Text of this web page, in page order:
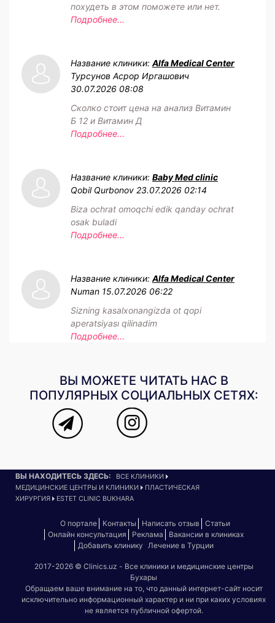
похудеть в этом поможете или нет.
Подробнее...
Название клиники: Alfa Medical Center
Турсунов Асрор Иргашович
30.07.2026 08:08
Сколко стоит цена на анализ Витамин
Б 12 и Витамин Д
Подробнее...
Название клиники: Baby Med clinic
Qobil Qurbonov 23.07.2026 02:14
Biza ochrat omoqchi edik qanday ochrat
osak buladi
Подробнее...
Название клиники: Alfa Medical Center
Numan 15.07.2026 06:22
Sizning kasalxonangizda ot qopi
aperatsiyası qilinadim
Подробнее...
ВЫ МОЖЕТЕ ЧИТАТЬ НАС В
ПОПУЛЯРНЫХ СОЦИАЛЬНЫХ СЕТЯХ:
ВЫ НАХОДИТЕСЬ ЗДЕСЬ:
ВСЕ КЛИНИКИ
МЕДИЦИНСКИЕ ЦЕНТРЫ И КЛИНИКИ
ПЛАСТИЧЕСКАЯ
ХИРУРГИЯ
ESTET CLINIC BUKHARA
О портале Контакты Написать отзыв
Статьи
Онлайн консультация
Реклама
Вакансии в клиниках
Добавить клинику
Лечение в Турции
2017-2026 © Clinics.uz - Все клиники и медицинские центры
Бухары
Обращаем ваше внимание на то, что данный интернет-сайт носит
исключительно информационный характер и ни при каких условиях
не является публичной офертой.